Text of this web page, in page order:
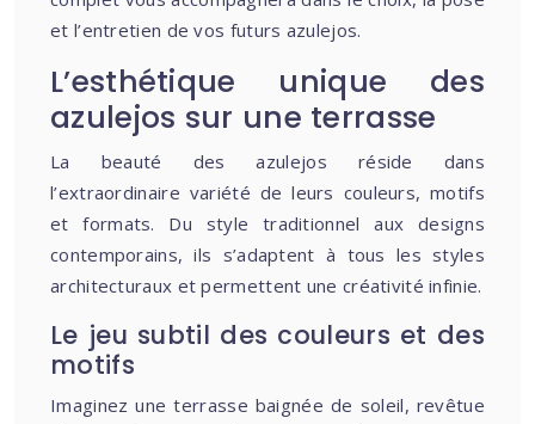
et l’entretien de vos futurs azulejos.
L’esthétique unique des
azulejos sur une terrasse
La beauté des azulejos réside dans
l’extraordinaire variété de leurs couleurs, motifs
et formats. Du style traditionnel aux designs
contemporains, ils s’adaptent à tous les styles
architecturaux et permettent une créativité infinie.
Le jeu subtil des couleurs et des
motifs
Imaginez une terrasse baignée de soleil, revêtue